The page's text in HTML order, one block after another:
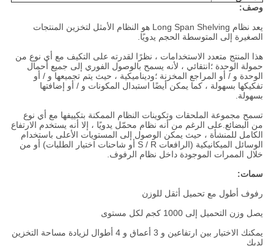
وصف:
يعد نظام Long Span Shelving هو النظام الأمثل لتخزين المنتجات
الصغيرة إلى المتوسطة الحجم يدويًا.
هذا المنتج متعدد الاستخدامات ، نظرًا لقدرته على التكيف مع أي نوع من
حمولة الوحدة ؛انتقائي ، لأنه يسمح بالوصول الفوري إلى جميع أحمال
الوحدة و / أو المراجع المخزنة ؛وديناميكية ، حيث يتم تجميعها و / أو
تفكيكها بسهولة ، كما يمكن أيضًا استبدال المكونات و / أو إضافتها
بسهولة.
تسمح مجموعة الملحقات وتكوينات النظام الممكنة بتكييفها مع أي نوع
من البضائع.على الرغم من أنه نظام محمّل يدويًا ، إلا أنه يستخدم الارتفاع
الكامل للمنشأة ، حيث يمكن الوصول إلى المستويات الأعلى باستخدام
الوسائل الميكانيكية (الرافعات S / R أو شاحنات اختيار الطلبات) أو من
خلال الممرات الموجودة داخل نظام الرفوف.
سمات:
رفوف أطول مع تحميل أثقل للوزن
يصل وزن التحميل إلى 1000 كجم لكل مستوى
يمكنك الاختيار بين ارتفاعين و 3 أعماق و 4 أطوال لزيادة مساحة التخزين
لديك